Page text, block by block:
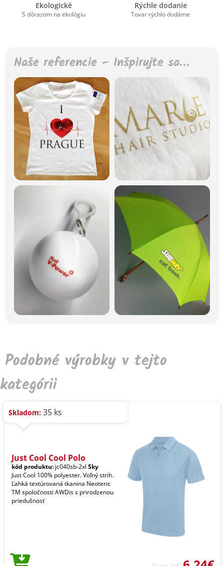
Ekologické
S dôrazom na ekológiu
Rýchle dodanie
Tovar rýchlo dodáme
Naše referencie – Inšpirujte sa…
Podobné výrobky v tejto
kategórii
Skladom: 35 ks
Just Cool Cool Polo
kód produktu: jc040sb-2xl Sky
Just Cool 100% polyester. Voľný strih.
Ľahká textúrovaná tkanina Neoteric
TM spoločnosti AWDis s prirodzenou
priedušnosť